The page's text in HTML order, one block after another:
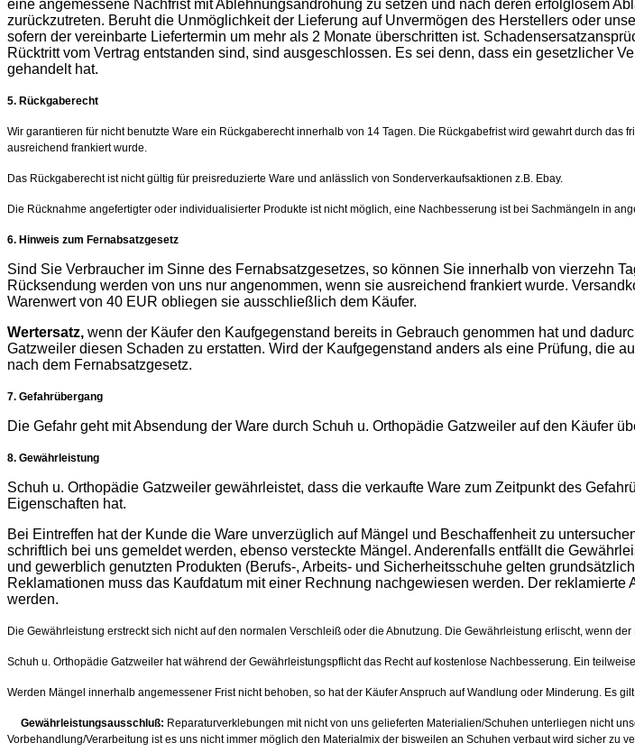
eine angemessene Nachfrist mit Ablehnungsandrohung zu setzen und nach deren erfolglosem
zurückzutreten. Beruht die Unmöglichkeit der Lieferung auf Unvermögen des Herstellers oder
sofern der vereinbarte Liefertermin um mehr als 2 Monate überschritten ist.
Rücktritt vom Vertrag entstanden sind, sind ausgeschlossen. Es sei denn, dass ein gesetzlicher
gehandelt hat.
5. Rückgaberecht
Wir garantieren für nicht benutzte Ware ein Rückgaberecht innerhalb von 14 Tagen. Die Rückgabefrist wird gewahrt durch
ausreichend frankiert wurde.
Das Rückgaberecht ist nicht gültig für preisreduzierte Ware und anlässlich von Sonderverkaufsaktionen z.B. Ebay.
Die Rücknahme angefertigter oder individualisierter Produkte ist nicht möglich, eine Nachbesserung ist bei Sachmängeln in
6. Hinweis zum Fernabsatzgesetz
Sind Sie Verbraucher im Sinne des Fernabsatzgesetzes, so können Sie innerhalb von vierzehn
Rücksendung werden von uns nur angenommen, wenn sie ausreichend frankiert wurde.
Warenwert von 40 EUR obliegen sie ausschließlich dem Käufer.
Wertersatz, wenn der Käufer den Kaufgegenstand bereits in Gebrauch genommen hat und
Gatzweiler diesen Schaden zu erstatten. Wird der Kaufgegenstand anders als eine Prüfung, die
nach dem Fernabsatzgesetz.
7. Gefahrübergang
Die Gefahr geht mit Absendung der Ware durch Schuh u. Orthopädie Gatzweiler auf den Käufer
8. Gewährleistung
Schuh u. Orthopädie Gatzweiler gewährleistet, dass die verkaufte Ware zum Zeitpunkt des
Eigenschaften hat.
Bei Eintreffen hat der Kunde die Ware unverzüglich auf Mängel und Beschaffenheit zu
schriftlich bei uns gemeldet werden, ebenso versteckte Mängel. Anderenfalls entfällt die
und gewerblich genutzten Produkten (Berufs-, Arbeits- und Sicherheitsschuhe gelten
Reklamationen muss das Kaufdatum mit einer Rechnung nachgewiesen werden. Der
werden.
Die Gewährleistung erstreckt sich nicht auf den normalen Verschleiß oder die Abnutzung. Die Gewährleistung erlischt, wenn
Schuh u. Orthopädie Gatzweiler hat während der Gewährleistungspflicht das Recht auf kostenlose Nachbesserung. Ein
Werden Mängel innerhalb angemessener Frist nicht behoben, so hat der Käufer Anspruch auf Wandlung oder Minderung. Es
Gewährleistungsausschluß: Reparaturverklebungen mit nicht von uns gelieferten Materialien/Schuhen unterliegen nicht
Vorbehandlung/Verarbeitung ist es uns nicht immer möglich den Materialmix der bisweilen an Schuhen verbaut wird sicher zu